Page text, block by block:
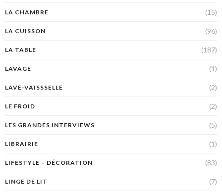
LA CHAMBRE (15)
LA CUISSON (96)
LA TABLE (187)
LAVAGE (1)
LAVE-VAISSSELLE (2)
LE FROID (2)
LES GRANDES INTERVIEWS (5)
LIBRAIRIE (1)
LIFESTYLE – DÉCORATION (83)
LINGE DE LIT (7)